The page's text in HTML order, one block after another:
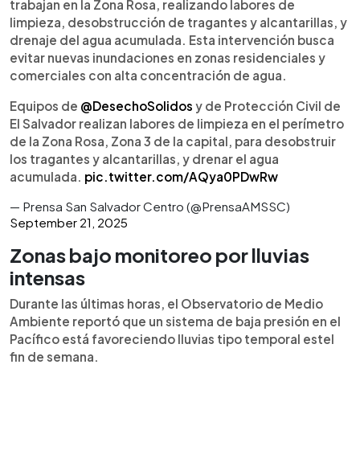
trabajan en la Zona Rosa, realizando labores de
limpieza, desobstrucción de tragantes y alcantarillas, y
drenaje del agua acumulada. Esta intervención busca
evitar nuevas inundaciones en zonas residenciales y
comerciales con alta concentración de agua.
Equipos de @DesechoSolidos y de Protección Civil de
El Salvador realizan labores de limpieza en el perímetro
de la Zona Rosa, Zona 3 de la capital, para desobstruir
los tragantes y alcantarillas, y drenar el agua
acumulada. pic.twitter.com/AQya0PDwRw
— Prensa San Salvador Centro (@PrensaAMSSC)
September 21, 2025
Zonas bajo monitoreo por lluvias
intensas
Durante las últimas horas, el Observatorio de Medio
Ambiente reportó que un sistema de baja presión en el
Pacífico está favoreciendo lluvias tipo temporal estel
fin de semana.